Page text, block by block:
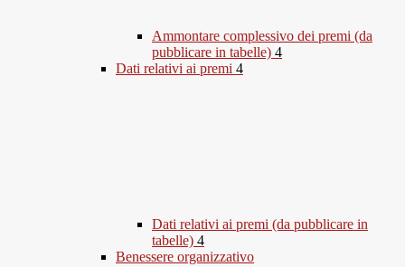
Ammontare complessivo dei premi (da
pubblicare in tabelle) 4
Dati relativi ai premi 4
Dati relativi ai premi (da pubblicare in
tabelle) 4
Benessere organizzativo